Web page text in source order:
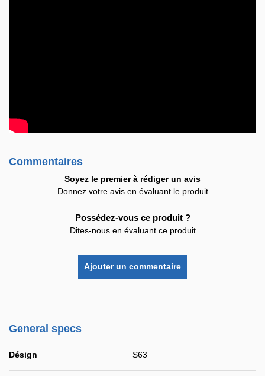
Commentaires
Soyez le premier à rédiger un avis
Donnez votre avis en évaluant le produit
Possédez-vous ce produit ?
Dites-nous en évaluant ce produit
Ajouter un commentaire
General specs
Désign S63